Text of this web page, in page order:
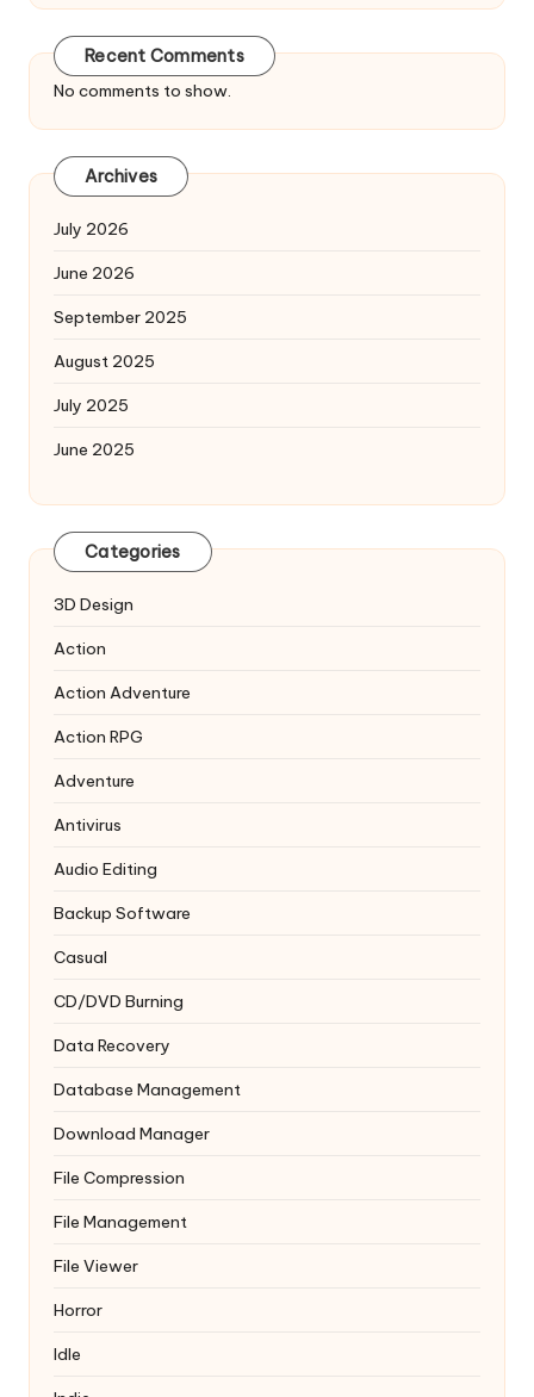
Recent Comments
No comments to show.
Archives
July 2026
June 2026
September 2025
August 2025
July 2025
June 2025
Categories
3D Design
Action
Action Adventure
Action RPG
Adventure
Antivirus
Audio Editing
Backup Software
Casual
CD/DVD Burning
Data Recovery
Database Management
Download Manager
File Compression
File Management
File Viewer
Horror
Idle